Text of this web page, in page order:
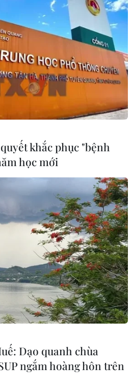
khắc phục "bệnh
học mới
Dạo quanh chùa
ngắm hoàng hôn trên